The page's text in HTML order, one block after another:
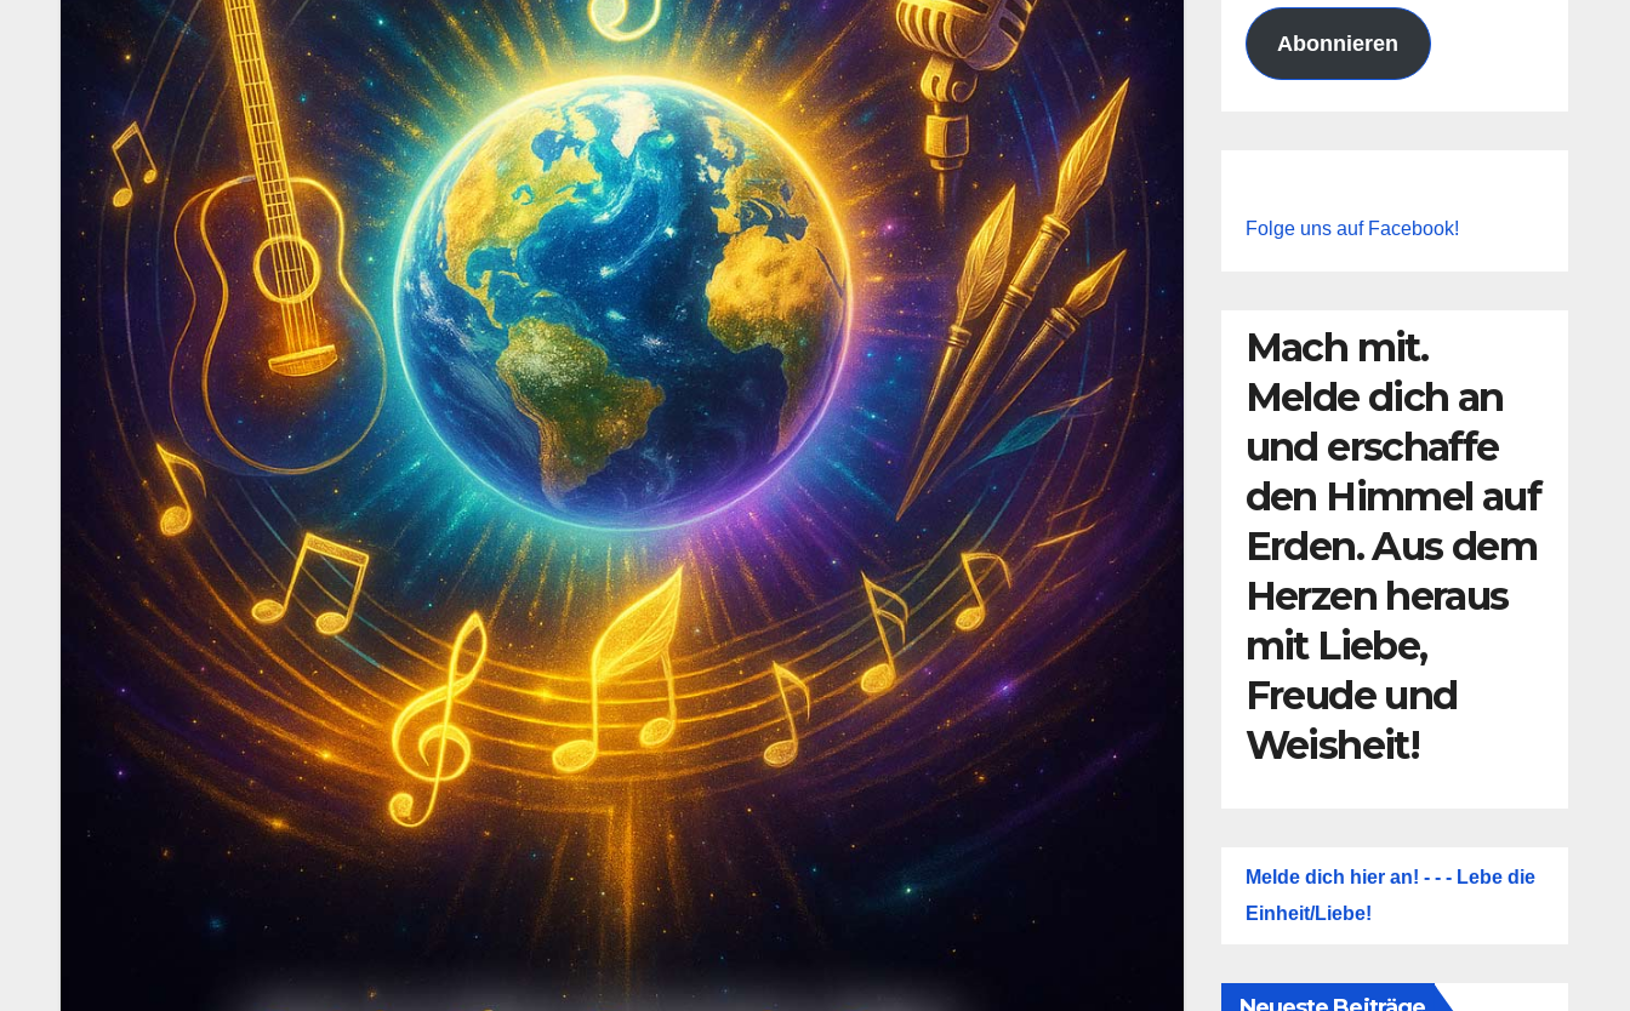
Abonnieren
Folge uns auf Facebook!
Mach mit.
Melde dich an
und erschaffe
den Himmel auf
Erden. Aus dem
Herzen heraus
mit Liebe,
Freude und
Weisheit!
Melde dich hier an! - - - Lebe die
Einheit/Liebe!